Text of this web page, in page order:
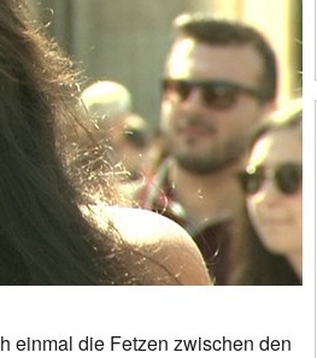
einmal die Fetzen zwischen den